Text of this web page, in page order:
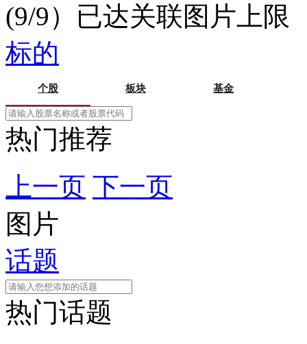
(9/9）已达关联图片上限
标的
个股 板块 基金
热门推荐
上一页 下一页
图片
话题
热门话题